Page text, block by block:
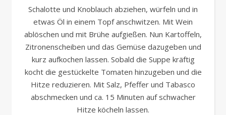
Schalotte und Knoblauch abziehen, würfeln und in
etwas Öl in einem Topf anschwitzen. Mit Wein
ablöschen und mit Brühe aufgießen. Nun Kartoffeln,
Zitronenscheiben und das Gemüse dazugeben und
kurz aufkochen lassen. Sobald die Suppe kräftig
kocht die gestückelte Tomaten hinzugeben und die
Hitze reduzieren. Mit Salz, Pfeffer und Tabasco
abschmecken und ca. 15 Minuten auf schwacher
Hitze köcheln lassen.